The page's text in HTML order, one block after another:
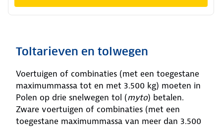
Toltarieven en tolwegen
Voertuigen of combinaties (met een toegestane
maximummassa tot en met 3.500 kg) moeten in
Polen op drie snelwegen tol (myto) betalen.
Zware voertuigen of combinaties (met een
toegestane maximummassa van meer dan 3.500